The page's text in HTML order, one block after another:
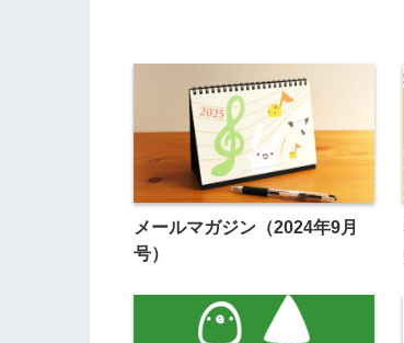
メールマガジン（2024年9月
号）